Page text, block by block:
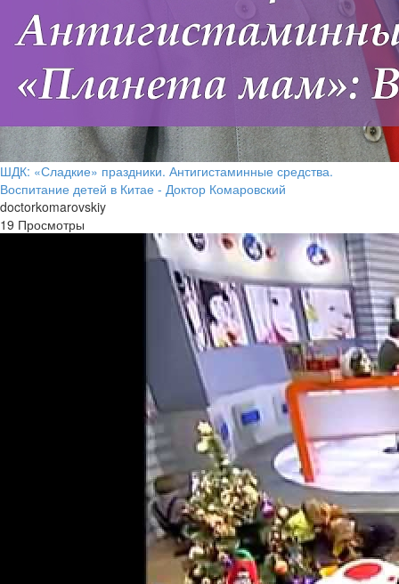
ШДК: «Сладкие» праздники. Антигистаминные средства.
Воспитание детей в Китае - Доктор Комаровский
doctorkomarovskiy
19 Просмотры